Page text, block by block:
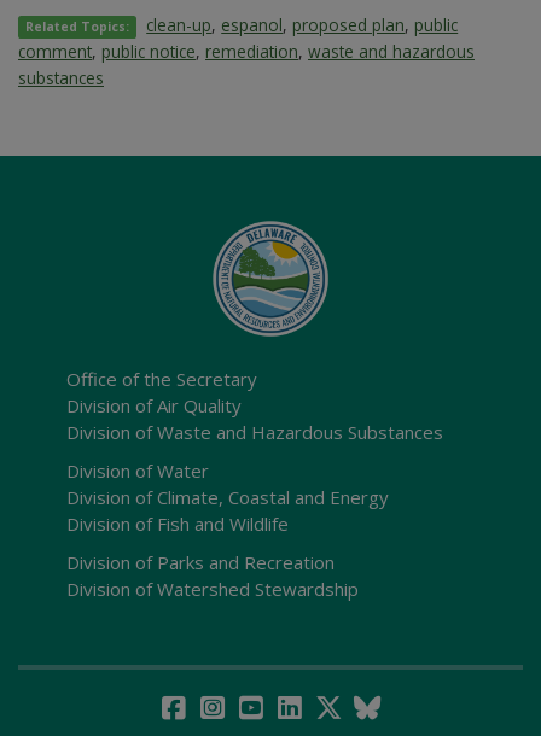
Related Topics: clean-up, espanol, proposed plan, public
comment, public notice, remediation, waste and hazardous
substances
Office of the Secretary
Division of Air Quality
Division of Waste and Hazardous Substances
Division of Water
Division of Climate, Coastal and Energy
Division of Fish and Wildlife
Division of Parks and Recreation
Division of Watershed Stewardship